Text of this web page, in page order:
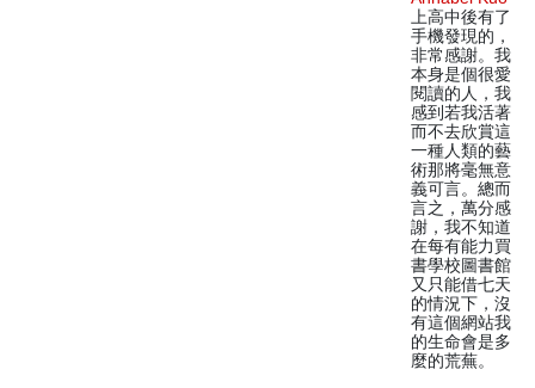
上高中後有了
手機發現的，
非常感謝。我
本身是個很愛
閱讀的人，我
感到若我活著
而不去欣賞這
一種人類的藝
術那將毫無意
義可言。總而
言之，萬分感
謝，我不知道
在每有能力買
書學校圖書館
又只能借七天
的情況下，沒
有這個網站我
的生命會是多
麼的荒蕪。